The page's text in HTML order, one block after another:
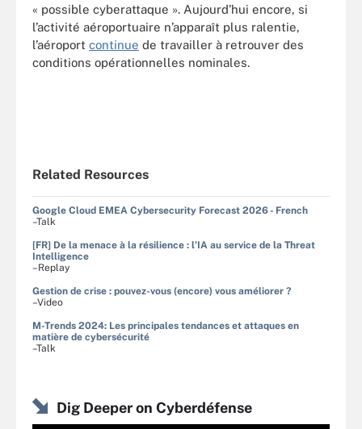
« possible cyberattaque ». Aujourd’hui encore, si
l’activité aéroportuaire n’apparaît plus ralentie,
l’aéroport continue de travailler à retrouver des
conditions opérationnelles nominales.
Related Resources
Google Cloud EMEA Cybersecurity Forecast 2026 - French
–Talk
[FR] De la menace à la résilience : l’IA au service de la Threat
Intelligence
–Replay
Gestion de crise : pouvez-vous (encore) vous améliorer ?
–Video
M-Trends 2024: Les principales tendances et attaques en
matière de cybersécurité
–Talk
Dig Deeper on Cyberdéfense